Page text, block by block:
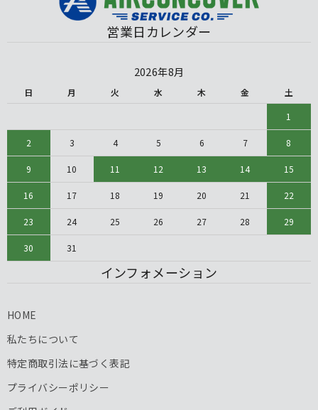
営業日カレンダー
2026年8月
日 月 火 水 木 金
土
1
2 3 4 5 6 7 8
9 10 11 12 13 14 15
16 17 18 19 20 21 22
23 24 25 26 27 28 29
30 31
インフォメーション
HOME
私たちについて
特定商取引法に基づく表記
プライバシーポリシー